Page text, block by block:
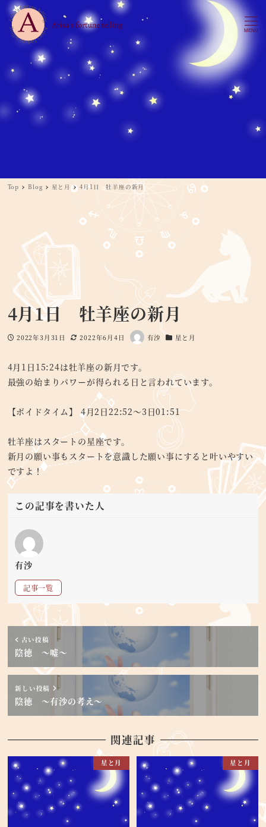
MENU
Top Blog 星と月 4月1日 牡羊座の新月
4月1日 牡羊座の新月
投稿日
2022年3月31日
更新日
2022年6月4日
著
有沙
カテゴリー
星と月
4月1日15:24は牡羊座の新月です。
最強の始まりパワーが得られる日と言われています。
【ボイドタイム】 4月2日22:52〜3日01:51
牡羊座はスタートの星座です。
新月の願い事もスタートを意識した願い事にすると叶いやすい
ですよ！
この記事を書いた人
有沙
記事一覧
古い投稿
陰徳 ～嘘～
新しい投稿
陰徳 ～有沙の考え～
関連記事
星と月 星と月